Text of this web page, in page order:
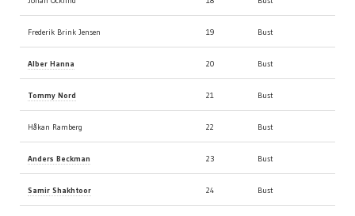
Frederik Brink Jensen 19 Bust
Alber Hanna 20 Bust
Tommy Nord 21 Bust
Håkan Ramberg 22 Bust
Anders Beckman 23 Bust
Samir Shakhtoor 24 Bust